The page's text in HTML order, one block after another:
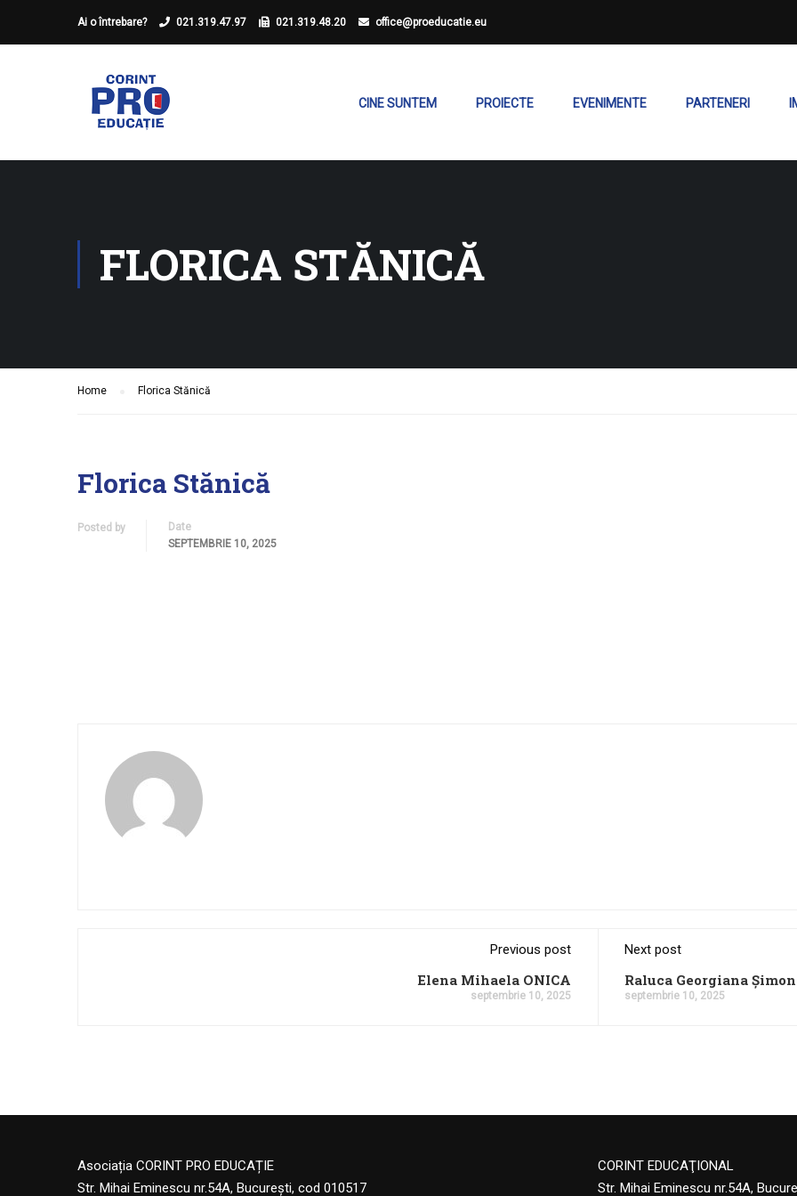
Ai o întrebare? 021.319.47.97 021.319.48.20 office@proeducatie.eu
CINE SUNTEM PROIECTE EVENIMENTE PARTENERI
FLORICA STĂNICĂ
Home Florica Stănică
Florica Stănică
Posted by
Date
SEPTEMBRIE 10, 2025
Previous post
Elena Mihaela ONICA
septembrie 10, 2025
Next post
Raluca Georgiana Șimon
septembrie 10, 2025
Asociația CORINT PRO EDUCAȚIE
Str. Mihai Eminescu nr.54A, București, cod 010517
CORINT EDUCAŢIONAL
Str. Mihai Eminescu nr.54A,